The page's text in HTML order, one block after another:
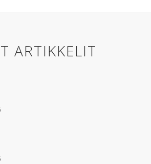
ARTIKKELIT